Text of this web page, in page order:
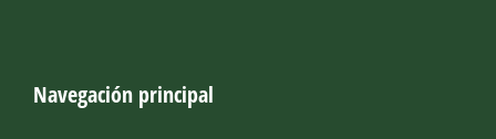
Navegación principal